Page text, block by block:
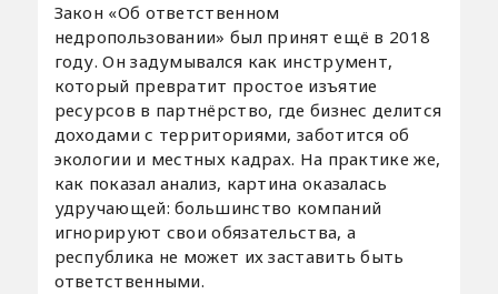
Закон «Об ответственном
недропользовании» был принят ещё в 2018
году. Он задумывался как инструмент,
который превратит простое изъятие
ресурсов в партнёрство, где бизнес делится
доходами с территориями, заботится об
экологии и местных кадрах. На практике же,
как показал анализ, картина оказалась
удручающей: большинство компаний
игнорируют свои обязательства, а
республика не может их заставить быть
ответственными.